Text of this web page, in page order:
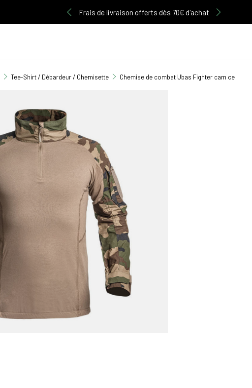
Découvrez notre gamme d'articles Multicam
Tee-Shirt / Débardeur / Chemisette Chemise de combat Ubas Fighter cam ce